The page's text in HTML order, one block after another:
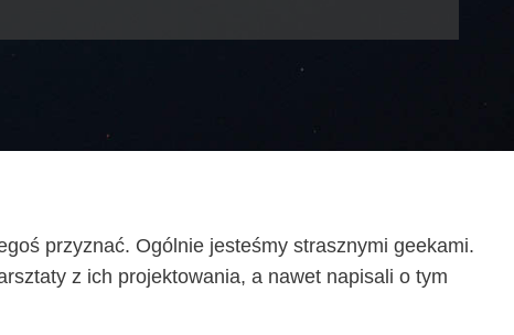
przy­znać. Ogól­nie jeste­śmy strasz­ny­mi geeka­mi.
z ich pro­jek­to­wa­nia, a nawet napi­sa­li o tym